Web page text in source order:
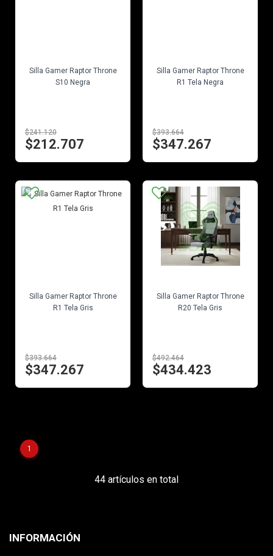
Silla Gamer Raptor Throne
S10 Negra
$241.120
$212.707
Silla Gamer Raptor Throne
R1 Tela Negra
$393.664
$347.267
Silla Gamer Raptor Throne
R1 Tela Gris
$393.664
$347.267
Silla Gamer Raptor Throne
R20 Tela Gris
$492.464
$434.423
1
44 artículos en total
INFORMACIÓN